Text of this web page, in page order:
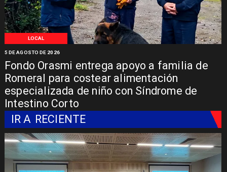
LOCAL
Fondo Orasmi entrega apoyo a familia de
Romeral para costear alimentación
especializada de niño con Síndrome de
Intestino Corto
5 DE AGOSTO DE 2026
IR A RECIENTE